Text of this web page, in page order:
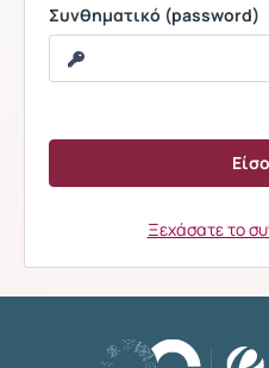
Συνθηματικό (password)
Ξεχάσατε το